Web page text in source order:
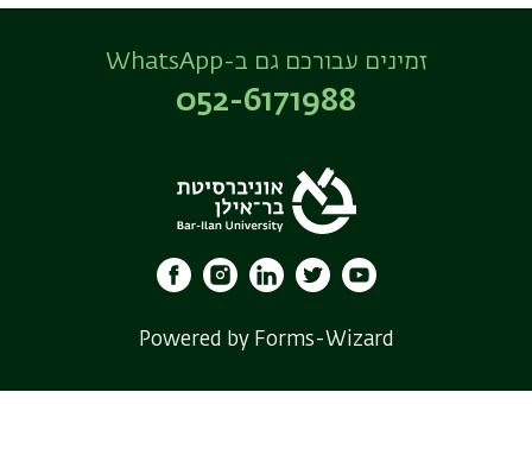
זמינים עבורכם גם ב-WhatsApp
052-6171988
Powered by Forms-Wizard